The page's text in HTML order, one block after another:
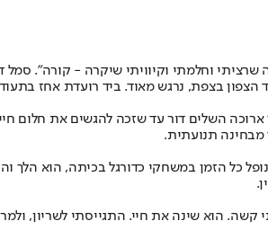
כל הזמן במשחקי כדורגל בכיתה, הוא
קשה. הוא שינה את חיי. התגייסתי לשריון,